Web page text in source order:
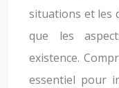
situations et les
que les
existence.
essentiel pour